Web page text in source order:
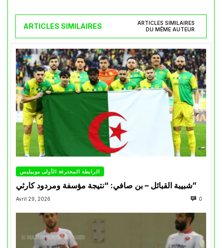
ARTICLES SIMILAIRES
ARTICLES SIMILAIRES
DU MÊME AUTEUR
الرابطة المحترفة الأولى موبيليس
شبيبة القبائل – بن صافي: “نتيجة مؤسفة ومردود كارثي”
Avril 29, 2026 0